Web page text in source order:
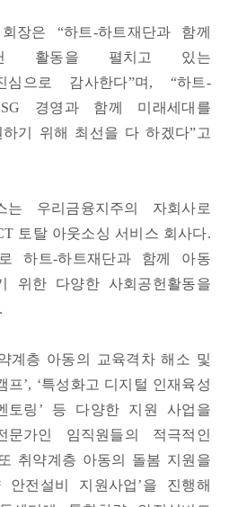
장은 “하트-하트재단과 함께
헌 활동을 펼치고 있는
심으로 감사한다”며, “하트-
경영과 함께 미래세대를
기 위해 최선을 다 하겠다”고
는 우리금융지주의 자회사로
토탈 아웃소싱 서비스 회사다.
하트-하트재단과 함께 아동
위한 다양한 사회공헌활동을
계층 아동의 교육격차 해소 및
프’, ‘특성화고 디지털 인재육성
토링’ 등 다양한 지원 사업을
가인 임직원들의 적극적인
취약계층 아동의 돌봄 지원을
전설비 지원사업’을 진행해